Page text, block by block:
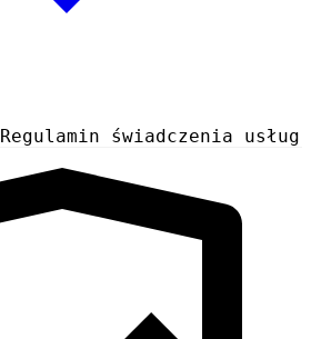
Regulamin świadczenia usług